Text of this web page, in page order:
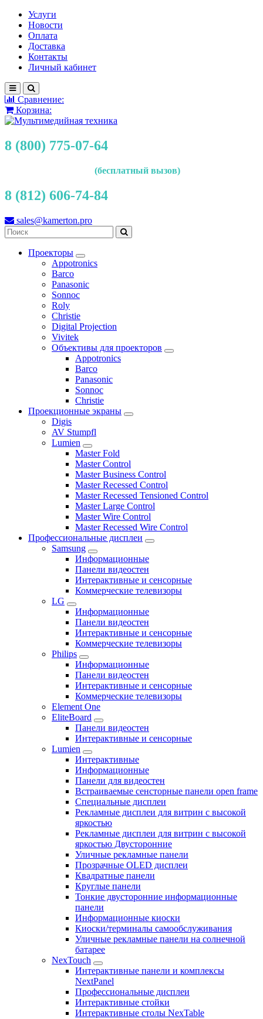
Услуги
Новости
Оплата
Доставка
Контакты
Личный кабинет
Сравнение:
Корзина:
8 (800) 775-07-64
(бесплатный вызов)
8 (812) 606-74-84
sales@kamerton.pro
Проекторы
Appotronics
Barco
Panasonic
Sonnoc
Roly
Christie
Digital Projection
Vivitek
Объективы для проекторов
Appotronics
Barco
Panasonic
Sonnoc
Сhristie
Проекционные экраны
Digis
AV Stumpfl
Lumien
Master Fold
Master Control
Master Business Control
Master Recessed Control
Master Recessed Tensioned Control
Master Large Control
Master Wire Control
Master Recessed Wire Control
Профессиональные дисплеи
Samsung
Информационные
Панели видеостен
Интерактивные и сенсорные
Коммерческие телевизоры
LG
Информационные
Панели видеостен
Интерактивные и сенсорные
Коммерческие телевизоры
Philips
Информационные
Панели видеостен
Интерактивные и сенсорные
Коммерческие телевизоры
Element One
EliteBoard
Панели видеостен
Интерактивные и сенсорные
Lumien
Интерактивные
Информационные
Панели для видеостен
Встраиваемые сенсторные панели open frame
Специальные дисплеи
Рекламные дисплеи для витрин с высокой
яркостью
Рекламные дисплеи для витрин с высокой
яркостью Двусторонние
Уличные рекламные панели
Прозрачные OLED дисплеи
Квадратные панели
Круглые панели
Тонкие двусторонние информационные
панели
Информационные киоски
Киоски/терминалы самообслуживания
Уличные рекламные панели на солнечной
батарее
NexTouch
Интерактивные панели и комплексы
NextPanel
Профессиональные дисплеи
Интерактивные стойки
Интерактивные столы NexTable